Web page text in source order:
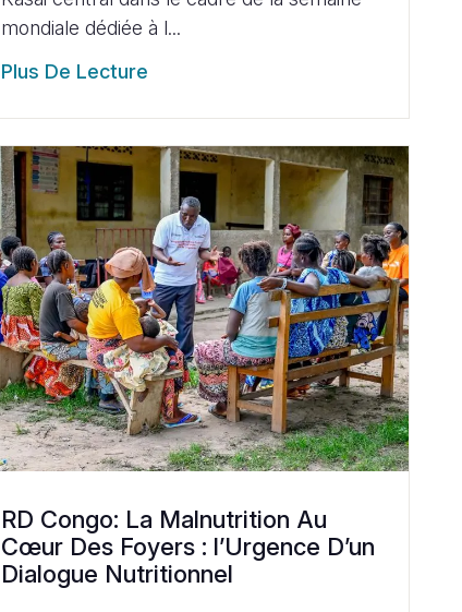
mondiale dédiée à l...
Plus De Lecture
RD Congo: La Malnutrition Au
Cœur Des Foyers : l’Urgence D’un
Dialogue Nutritionnel